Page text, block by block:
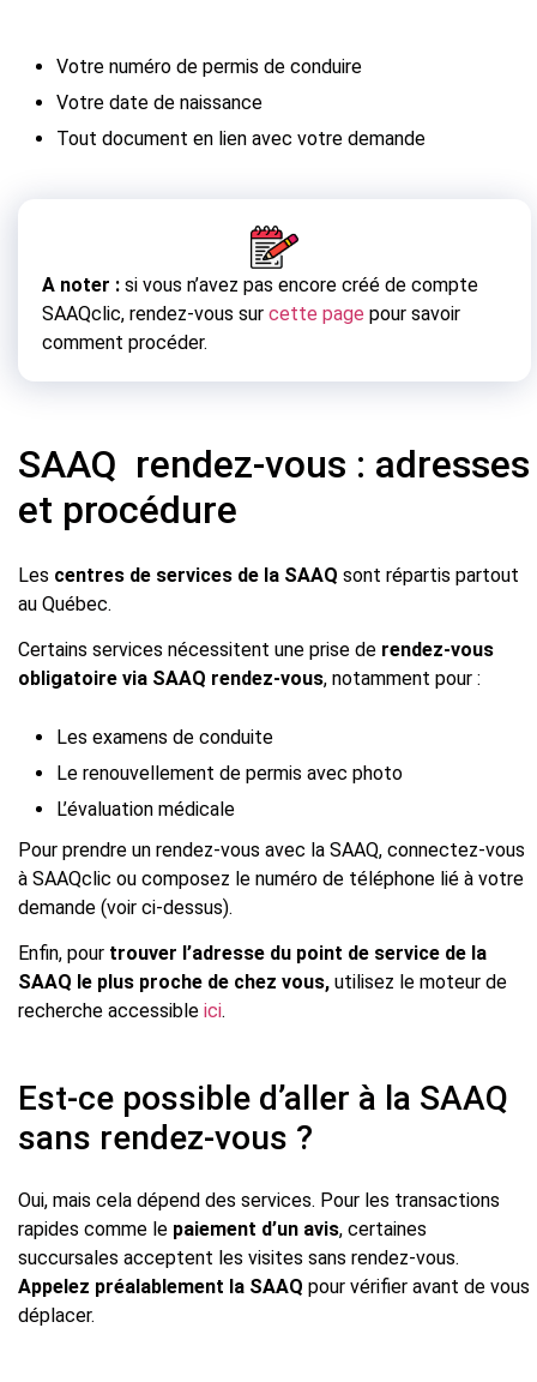
Votre numéro de permis de conduire
Votre date de naissance
Tout document en lien avec votre demande
A noter : si vous n’avez pas encore créé de compte
SAAQclic, rendez-vous sur cette page pour savoir
comment procéder.
SAAQ rendez-vous : adresses
et procédure
Les centres de services de la SAAQ sont répartis partout
au Québec.
Certains services nécessitent une prise de rendez-vous
obligatoire via SAAQ rendez-vous, notamment pour :
Les examens de conduite
Le renouvellement de permis avec photo
L’évaluation médicale
Pour prendre un rendez-vous avec la SAAQ, connectez-vous
à SAAQclic ou composez le numéro de téléphone lié à votre
demande (voir ci-dessus).
Enfin, pour trouver l’adresse du point de service de la
SAAQ le plus proche de chez vous, utilisez le moteur de
recherche accessible ici.
Est-ce possible d’aller à la SAAQ
sans rendez-vous ?
Oui, mais cela dépend des services. Pour les transactions
rapides comme le paiement d’un avis, certaines
succursales acceptent les visites sans rendez-vous.
Appelez préalablement la SAAQ pour vérifier avant de vous
déplacer.